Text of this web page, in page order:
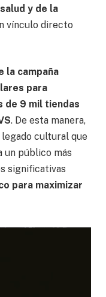
y de la
vínculo directo
la campaña
para
de 9 mil tiendas
. De esta manera,
cultural que
un público más
significativas
para maximizar